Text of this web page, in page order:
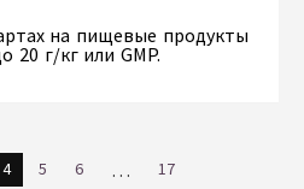
на пищевые продукты
20 г/кг или GMP.
4 5 6 …
17